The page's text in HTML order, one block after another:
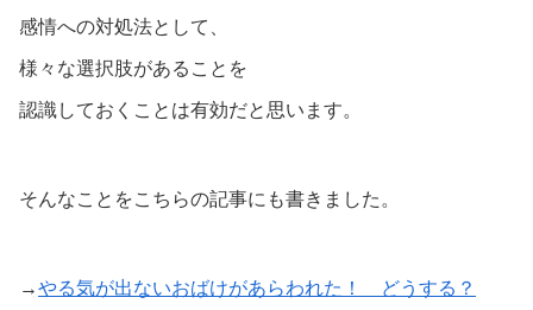
感情への対処法として、
様々な選択肢があることを
認識しておくことは有効だと思います。
そんなことをこちらの記事にも書きました。
→やる気が出ないおばけがあらわれた！ どうする？